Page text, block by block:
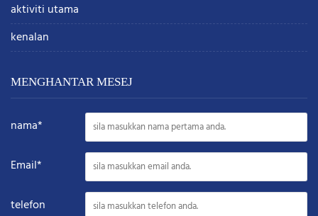
aktiviti utama
kenalan
MENGHANTAR MESEJ
nama*
Email*
telefon